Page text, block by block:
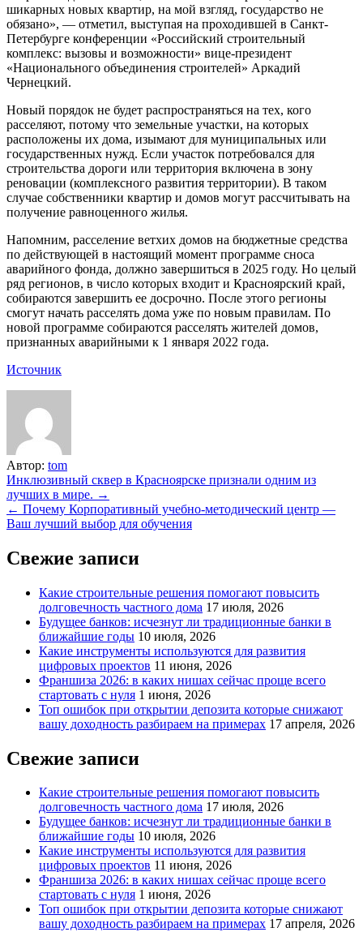
шикарных новых квартир, на мой взгляд, государство не
обязано», — отметил, выступая на проходившей в Санкт-
Петербурге конференции «Российский строительный
комплекс: вызовы и возможности» вице-президент
«Национального объединения строителей» Аркадий
Чернецкий.
Новый порядок не будет распространяться на тех, кого
расселяют, потому что земельные участки, на которых
расположены их дома, изымают для муниципальных или
государственных нужд. Если участок потребовался для
строительства дороги или территория включена в зону
реновации (комплексного развития территории). В таком
случае собственники квартир и домов могут рассчитывать на
получение равноценного жилья.
Напомним, расселение ветхих домов на бюджетные средства
по действующей в настоящий момент программе сноса
аварийного фонда, должно завершиться в 2025 году. Но целый
ряд регионов, в число которых входит и Красноярский край,
собираются завершить ее досрочно. После этого регионы
смогут начать расселять дома уже по новым правилам. По
новой программе собираются расселять жителей домов,
признанных аварийными к 1 января 2022 года.
Источник
Автор: tom
Навигация
по
записям
Инклюзивный сквер в Красноярске признали одним из
лучших в мире. →
← Почему Корпоративный учебно-методический центр —
Ваш лучший выбор для обучения
Свежие записи
Какие строительные решения помогают повысить
долговечность частного дома 17 июля, 2026
Будущее банков: исчезнут ли традиционные банки в
ближайшие годы 10 июля, 2026
Какие инструменты используются для развития
цифровых проектов 11 июня, 2026
Франшиза 2026: в каких нишах сейчас проще всего
стартовать с нуля 1 июня, 2026
Топ ошибок при открытии депозита которые снижают
вашу доходность разбираем на примерах 17 апреля, 2026
Свежие записи
Какие строительные решения помогают повысить
долговечность частного дома 17 июля, 2026
Будущее банков: исчезнут ли традиционные банки в
ближайшие годы 10 июля, 2026
Какие инструменты используются для развития
цифровых проектов 11 июня, 2026
Франшиза 2026: в каких нишах сейчас проще всего
стартовать с нуля 1 июня, 2026
Топ ошибок при открытии депозита которые снижают
вашу доходность разбираем на примерах 17 апреля, 2026